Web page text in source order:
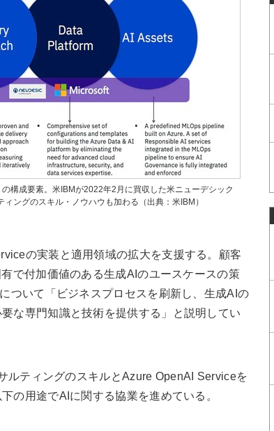
構成要素。米IBMが2022年2月に買収した米ニューデシック
ングのスキル・ノウハウも加わる（出典：米IBM）
の実装と適用領域の拡大を支援する。顧客
で付加価値のある生成AIのユースケースの策
ついて「ビジネスプロセスを刷新し、生成AIの
な専門知識と技術を提供する」と説明してい
ティングのスキルとAzure OpenAI Serviceを
の用途でAIに関する協業を進めている。